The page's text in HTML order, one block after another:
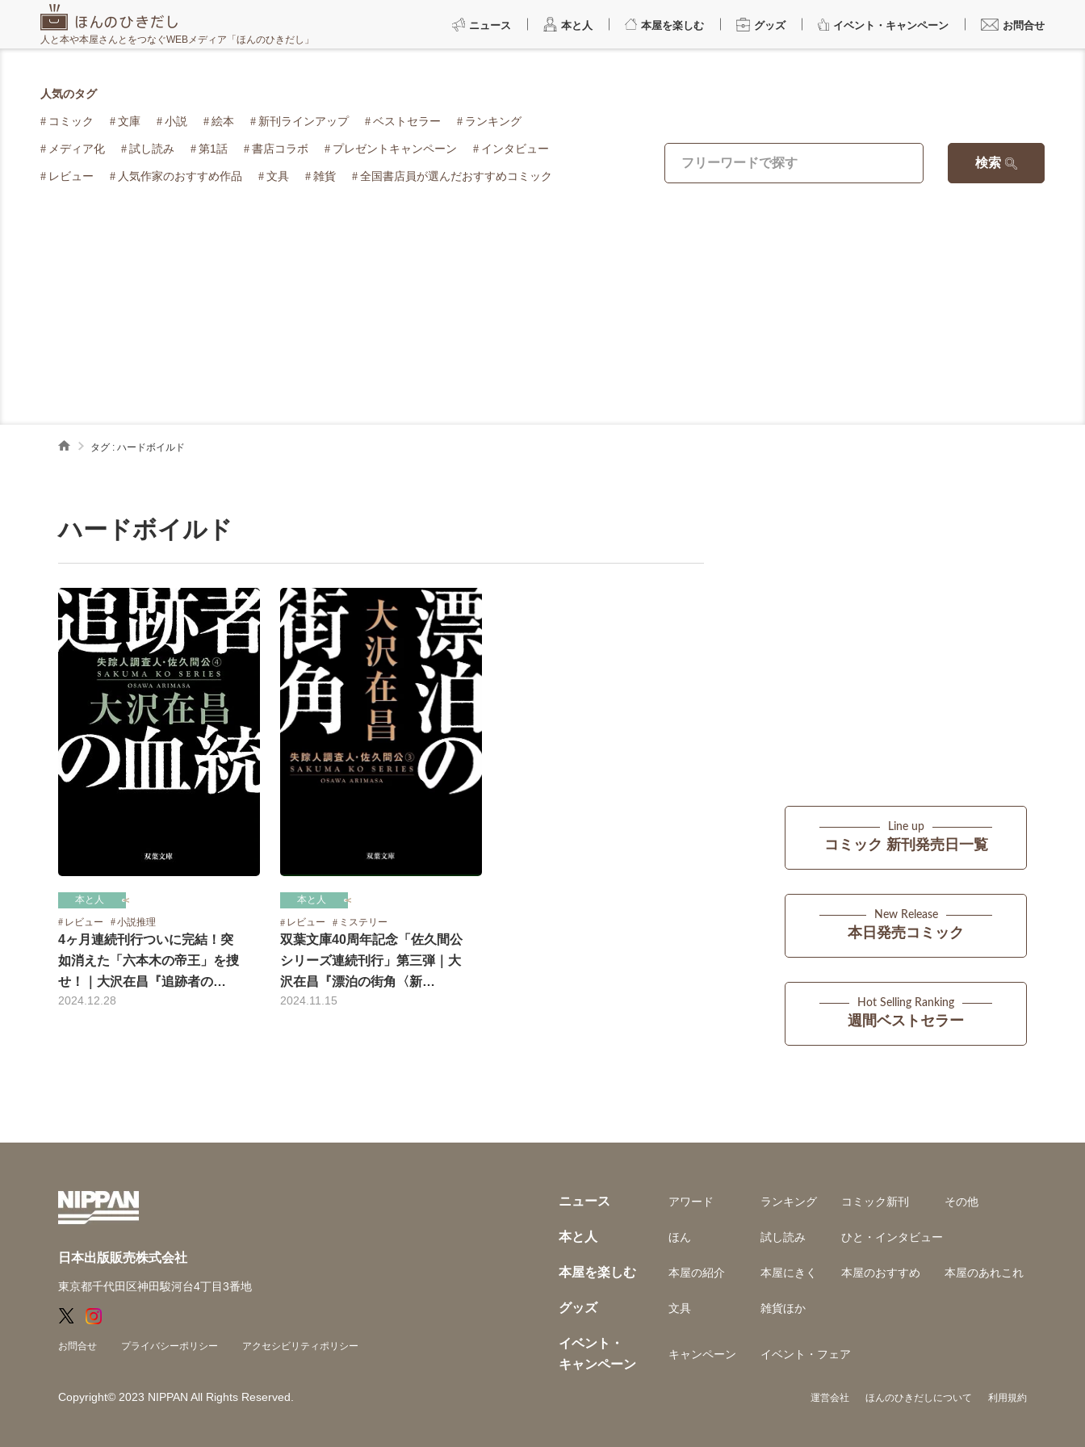
人と本や本屋さんとをつなぐWEBメディア「ほんのひきだし」
ニュース 本と人 本屋を楽しむ グッズ イベント・キャンペーン お問合せ
人気のタグ
コミック 文庫 小説 絵本 新刊ラインアップ ベストセラー ランキング
メディア化 試し読み 第1話 書店コラボ プレゼントキャンペーン インタビュー
レビュー 人気作家のおすすめ作品 文具 雑貨 全国書店員が選んだおすすめコミック
検索
タグ : ハードボイルド
ハードボイルド
本と人
レビュー
小説推理
4ヶ月連続刊行ついに完結！突
如消えた「六本木の帝王」を捜
せ！｜大沢在昌『追跡者の…
2024.12.28
本と人
レビュー
ミステリー
双葉文庫40周年記念「佐久間公
シリーズ連続刊行」第三弾｜大
沢在昌『漂泊の街角〈新…
2024.11.15
Line up
コミック 新刊発売日一覧
New Release
本日発売コミック
Hot Selling Ranking
週間ベストセラー
日本出版販売株式会社
東京都千代田区神田駿河台4丁目3番地
お問合せ プライバシーポリシー アクセシビリティポリシー
ニュース アワード ランキング コミック新刊 その他
本と人 ほん 試し読み ひと・インタビュー
本屋を楽しむ 本屋の紹介 本屋にきく 本屋のおすすめ 本屋のあれこれ
グッズ 文具 雑貨ほか
イベント・
キャンペーン
キャンペーン イベント・フェア
Copyright© 2023 NIPPAN All Rights Reserved. 運営会社 ほんのひきだしについて 利用規約